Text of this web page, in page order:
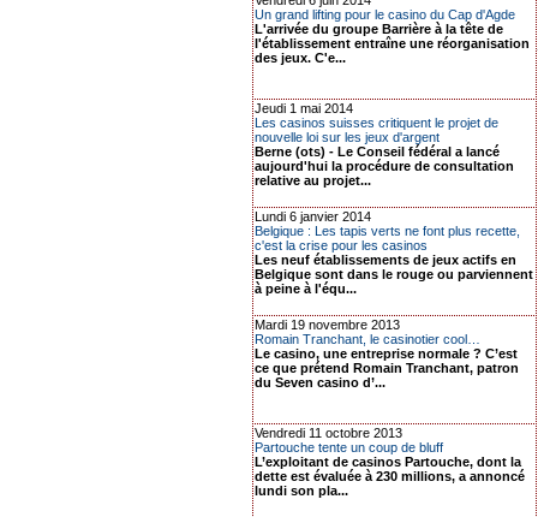
Un grand lifting pour le casino du Cap d'Agde
L'arrivée du groupe Barrière à la tête de
l'établissement entraîne une réorganisation
des jeux. C'e...
Jeudi 1 mai 2014
Les casinos suisses critiquent le projet de
nouvelle loi sur les jeux d'argent
Berne (ots) - Le Conseil fédéral a lancé
aujourd'hui la procédure de consultation
relative au projet...
Lundi 6 janvier 2014
Belgique : Les tapis verts ne font plus recette,
c'est la crise pour les casinos
Les neuf établissements de jeux actifs en
Belgique sont dans le rouge ou parviennent
à peine à l'équ...
Mardi 19 novembre 2013
Romain Tranchant, le casinotier cool…
Le casino, une entreprise normale ? C’est
ce que prétend Romain Tranchant, patron
du Seven casino d’...
Vendredi 11 octobre 2013
Partouche tente un coup de bluff
L’exploitant de casinos Partouche, dont la
dette est évaluée à 230 millions, a annoncé
lundi son pla...